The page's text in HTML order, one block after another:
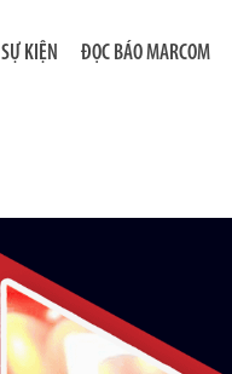
SỰ KIỆN ĐỌC BÁO MARCOM